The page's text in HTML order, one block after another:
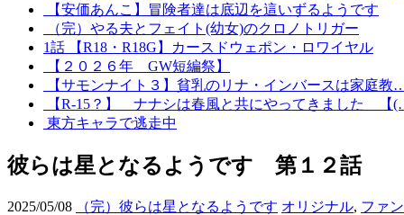
【安価あんこ】冒険者達は底辺を這いずるようです
（完）やる夫とフェイト(幼女)のクロノトリガー
1話
【R18・R18G】カースドウェポン・ロワイヤル
【２０２６年 GW短編祭】
【サモンナイト３】貧乳のリナ・インバースは家庭教
【R-15？】 ナナシは春風と共にやってきました 【
東方キャラで逃走中
彼らは星となるようです 第１２話
2025/05/08 （完）彼らは星となるようです オリジナル, ファ